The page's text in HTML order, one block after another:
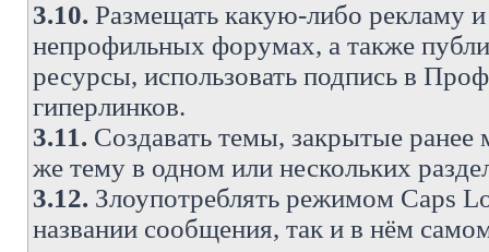
3.10. Размещать какую-либо рекламу
непрофильных форумах, а также
ресурсы, использовать подпись в
гиперлинков.
3.11. Создавать темы, закрытые ранее
же тему в одном или нескольких
3.12. Злоупотреблять режимом Caps
названии сообщения, так и в нём